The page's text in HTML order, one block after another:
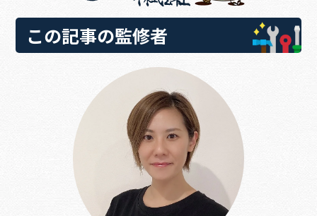
この記事の監修者